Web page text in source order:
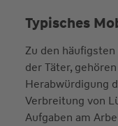
Typisches
Zu den
der Täter,
Herabwürdigung
Verbreitung von
Aufgaben am